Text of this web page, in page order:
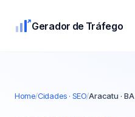
Gerador de Tráfego
Home/Cidades · SEO/Aracatu · BA